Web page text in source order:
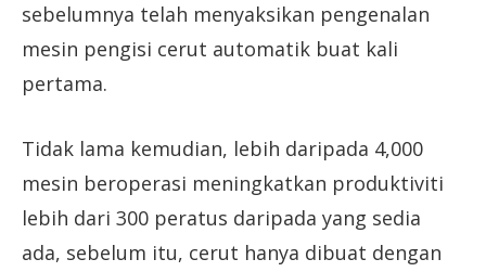
sebelumnya telah menyaksikan pengenalan
mesin pengisi cerut automatik buat kali
pertama.
Tidak lama kemudian, lebih daripada 4,000
mesin beroperasi meningkatkan produktiviti
lebih dari 300 peratus daripada yang sedia
ada, sebelum itu, cerut hanya dibuat dengan